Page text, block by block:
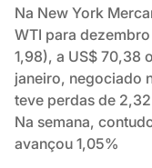
Na New York
WTI para
1,98), a US$ 70,38
janeiro, negociado
teve perdas de
Na semana,
avançou 1,05%